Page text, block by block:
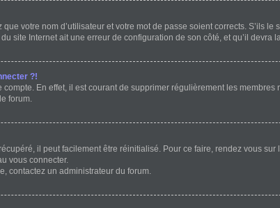
votre nom d’utilisateur et votre mot de passe soient corrects. S’ils
site Internet ait une erreur de configuration de son côté, et qu’il devra
?!
En effet, il est courant de supprimer régulièrement les
forum.
il peut facilement être réinitialisé. Pour ce faire, rendez vous
vous connecter.
contactez un administrateur du forum.